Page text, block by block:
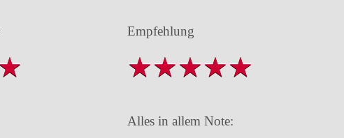
Empfehlung
Alles in allem Note: